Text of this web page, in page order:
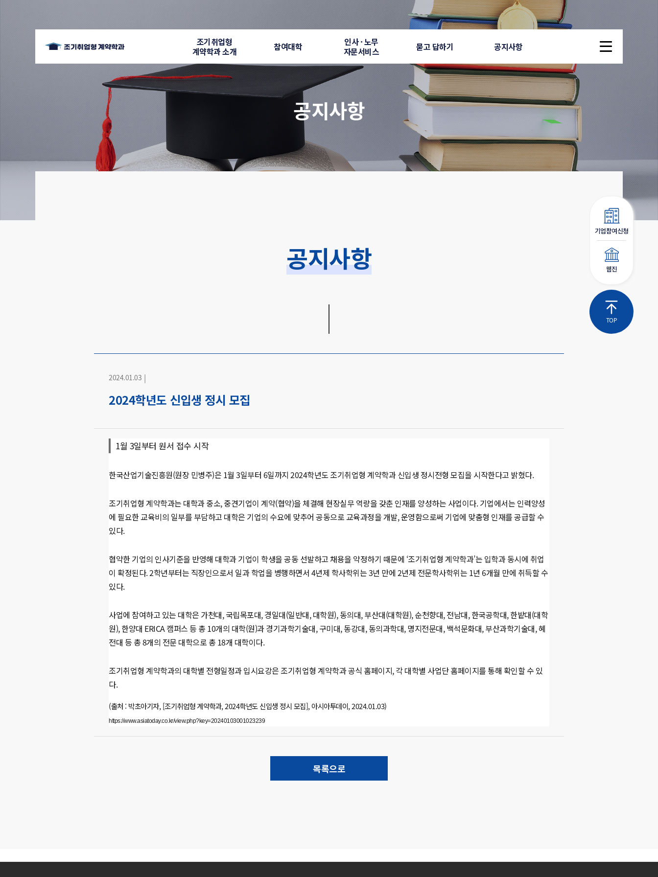
조기취업형
계약학과 소개
참여대학
인사 · 노무
자문서비스
묻고 답하기 공지사항
공지사항
공지사항
2024.01.03 |
2024학년도 신입생 정시 모집
1월 3일부터 원서 접수 시작
한국산업기술진흥원(원장 민병주)은 1월 3일부터 6일까지 2024학년도 조기취업형 계약학과 신입생 정시전형 모집을 시작한다고 밝혔다.
조기취업형 계약학과는 대학과 중소, 중견기업이 계약(협약)을 체결해 현장실무 역량을 갖춘 인재를 양성하는 사업이다. 기업에서는 인력양성
에 필요한 교육비의 일부를 부담하고 대학은 기업의 수요에 맞추어 공동으로 교육과정을 개발, 운영함으로써 기업에 맞춤형 인재를 공급할 수
있다.
협약한 기업의 인사기준을 반영해 대학과 기업이 학생을 공동 선발하고 채용을 약정하기 때문에 ‘조기취업형 계약학과’는 입학과 동시에 취업
이 확정된다. 2학년부터는 직장인으로서 일과 학업을 병행하면서 4년제 학사학위는 3년 만에 2년제 전문학사학위는 1년 6개월 만에 취득할 수
있다.
사업에 참여하고 있는 대학은 가천대, 국립목포대, 경일대(일반대, 대학원), 동의대, 부산대(대학원), 순천향대, 전남대, 한국공학대, 한밭대(대학
원), 한양대 ERICA 캠퍼스 등 총 10개의 대학(원)과 경기과학기술대, 구미대, 동강대, 동의과학대, 명지전문대, 백석문화대, 부산과학기술대, 혜
전대 등 총 8개의 전문 대학으로 총 18개 대학이다.
조기취업형 계약학과의 대학별 전형일정과 입시요강은 조기취업형 계약학과 공식 홈페이지, 각 대학별 사업단 홈페이지를 통해 확인할 수 있
다.
(출처 : 박초아기자, [조기취업형 계약학과, 2024학년도 신입생 정시 모집], 아시아투데이, 2024.01.03)
https://www.asiatoday.co.kr/view.php?key=20240103001023239
목록으로
기업참여신청
웹진
TOP